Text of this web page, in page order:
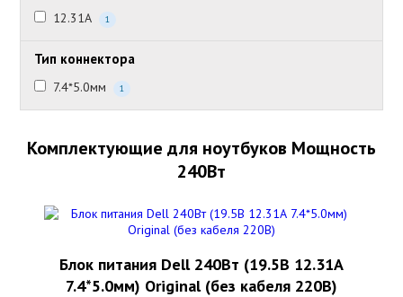
12.31А 1
Тип коннектора
7.4*5.0мм 1
Комплектующие для ноутбуков Мощность
240Вт
Блок питания Dell 240Вт (19.5В 12.31А
7.4*5.0мм) Original (без кабеля 220В)